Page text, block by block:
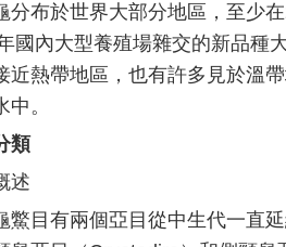
分布於世界大部分地區，至少
國內大型養殖場雜交的新品種
近熱帶地區，也有許多見於溫
中。
類
述
鱉目有兩個亞目從中生代一直